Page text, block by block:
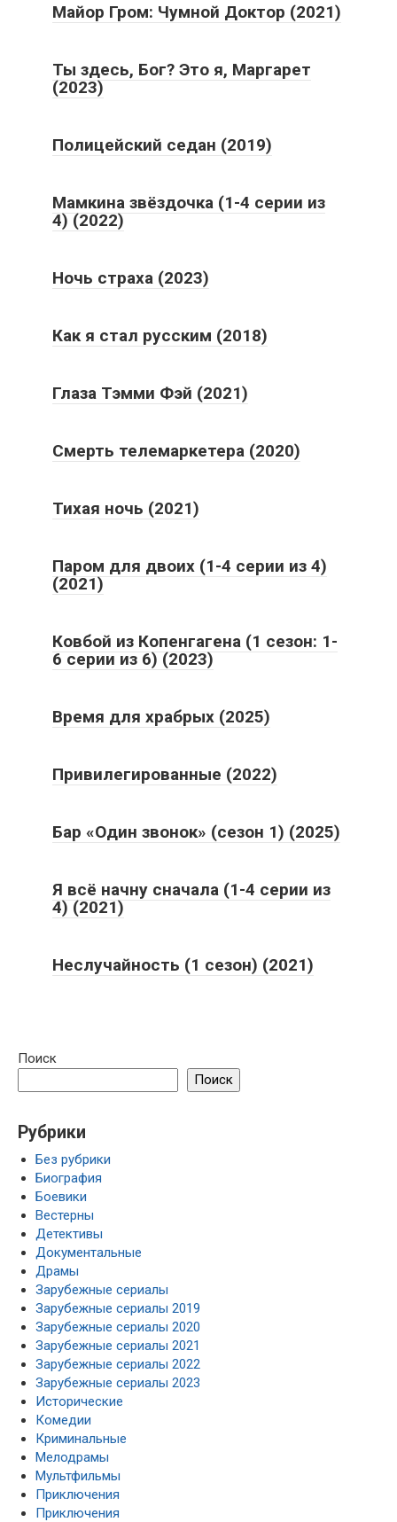
Майор Гром: Чумной Доктор (2021)
Ты здесь, Бог? Это я, Маргарет
(2023)
Полицейский седан (2019)
Мамкина звёздочка (1-4 серии из
4) (2022)
Ночь страха (2023)
Как я стал русским (2018)
Глаза Тэмми Фэй (2021)
Смерть телемаркетера (2020)
Тихая ночь (2021)
Паром для двоих (1-4 серии из 4)
(2021)
Ковбой из Копенгагена (1 сезон: 1-
6 серии из 6) (2023)
Время для храбрых (2025)
Привилегированные (2022)
Бар «Один звонок» (сезон 1) (2025)
Я всё начну сначала (1-4 серии из
4) (2021)
Неслучайность (1 сезон) (2021)
Поиск
Поиск
Рубрики
Без рубрики
Биография
Боевики
Вестерны
Детективы
Документальные
Драмы
Зарубежные сериалы
Зарубежные сериалы 2019
Зарубежные сериалы 2020
Зарубежные сериалы 2021
Зарубежные сериалы 2022
Зарубежные сериалы 2023
Исторические
Комедии
Криминальные
Мелодрамы
Мультфильмы
Приключения
Приключения